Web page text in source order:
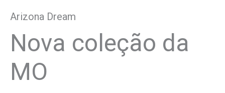
Arizona Dream
Nova coleção da
MO